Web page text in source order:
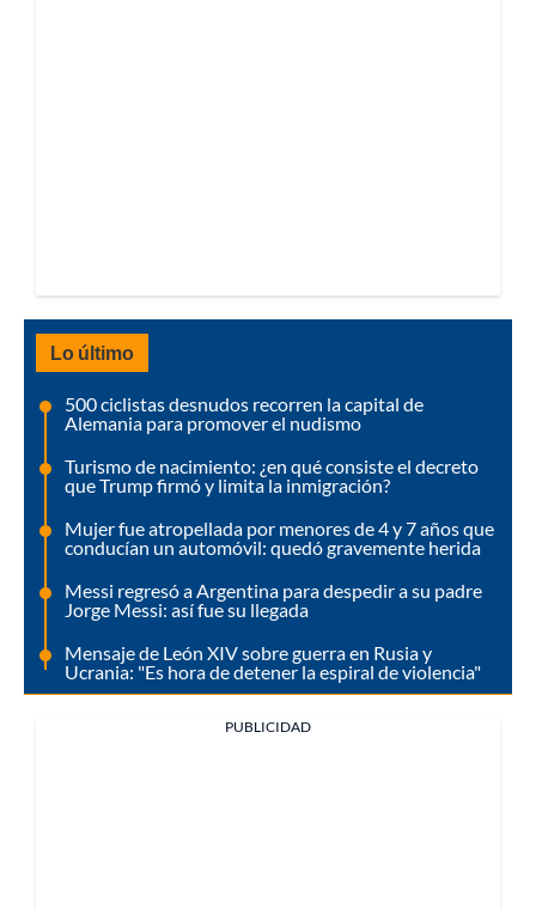
Lo último
500 ciclistas desnudos recorren la capital de
Alemania para promover el nudismo
Turismo de nacimiento: ¿en qué consiste el decreto
que Trump firmó y limita la inmigración?
Mujer fue atropellada por menores de 4 y 7 años que
conducían un automóvil: quedó gravemente herida
Messi regresó a Argentina para despedir a su padre
Jorge Messi: así fue su llegada
Mensaje de León XIV sobre guerra en Rusia y
Ucrania: "Es hora de detener la espiral de violencia"
PUBLICIDAD